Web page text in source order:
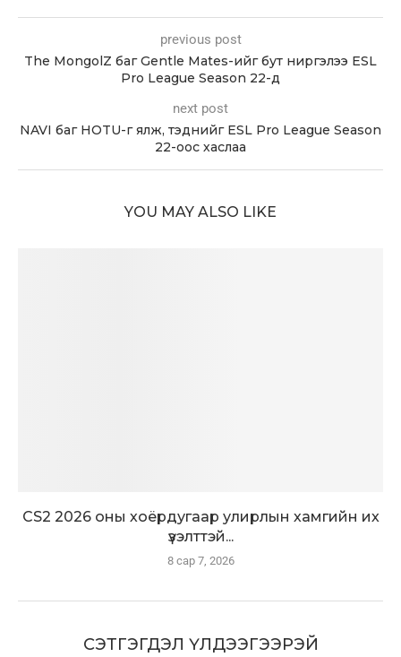
previous post
The MongolZ баг Gentle Mates-ийг бут ниргэлээ ESL
Pro League Season 22-д
next post
NAVI баг HOTU-г ялж, тэднийг ESL Pro League Season
22-оос хаслаа
YOU MAY ALSO LIKE
CS2 2026 оны хоёрдугаар улирлын хамгийн их
үзэлттэй...
8 сар 7, 2026
СЭТГЭГДЭЛ ҮЛДЭЭГЭЭРЭЙ